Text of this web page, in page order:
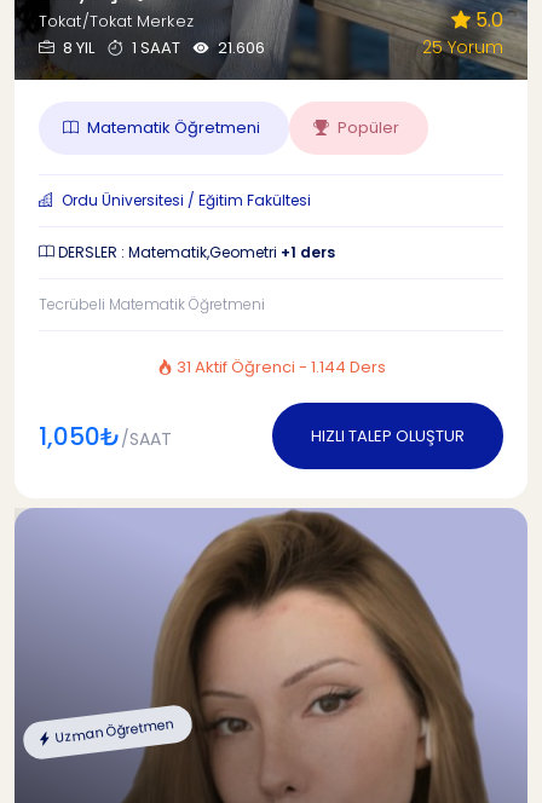
Tokat/Tokat Merkez
8 YIL
1 SAAT 21.606
5.0
25 Yorum
Matematik Öğretmeni Popüler
Ordu Üniversitesi / Eğitim Fakültesi
DERSLER : Matematik,Geometri +1 ders
Tecrübeli Matematik Öğretmeni
31 Aktif Öğrenci - 1.144 Ders
1,050₺/SAAT HIZLI TALEP OLUŞTUR
Uzman Öğretmen